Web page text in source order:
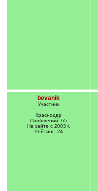
bevanik
Участник
Краснодар
Сообщений: 65
На сайте с 2003 г.
Рейтинг: 24